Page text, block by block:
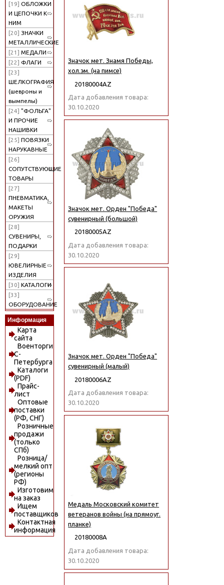
[19] ОБЛОЖКИ
И ЦЕПОЧКИ К
НИМ
[20] ЗНАЧКИ
МЕТАЛЛИЧЕСКИЕ
[21] МЕДАЛИ
[22] ФЛАГИ
[23]
ШЕЛКОГРАФИЯ
(шевроны и
вымпелы)
[24] "ФОЛЬГА"
И ПРОЧИЕ
НАШИВКИ
[25] ПОВЯЗКИ
НАРУКАВНЫЕ
[26]
СОПУТСТВУЮЩИЕ
ТОВАРЫ
[27]
ПНЕВМАТИКА,
МАКЕТЫ
ОРУЖИЯ
[28]
СУВЕНИРЫ,
ПОДАРКИ
[29]
ЮВЕЛИРНЫЕ
ИЗДЕЛИЯ
[30] КАТАЛОГИ
[33]
ОБОРУДОВАНИЕ
Информация
Карта
сайта
Военторги
С-
Петербурга
Каталоги
(PDF)
Прайс-
лист
Оптовые
поставки
(РФ, СНГ)
Розничные
продажи
(только
СПб)
Розница/
мелкий опт
(регионы
РФ)
Изготовим
на заказ
Ищем
поставщиков
Контактная
информация
Значок мет. Знамя Победы,
хол.эм. (на пимсе)
20180004АZ
Дата добавления товара:
30.10.2020
Значок мет. Орден "Победа"
сувенирный (большой)
20180005АZ
Дата добавления товара:
30.10.2020
Значок мет. Орден "Победа"
сувенирный (малый)
20180006АZ
Дата добавления товара:
30.10.2020
Медаль Московский комитет
ветеранов войны (на прямоуг.
планке)
20180008А
Дата добавления товара:
30.10.2020